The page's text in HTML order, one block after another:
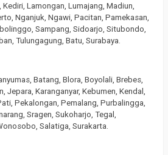
Lamongan, Lumajang, Madiun,
Nganjuk, Ngawi, Pacitan, Pamekasan,
Sampang, Sidoarjo, Situbondo,
Tulungagung, Batu, Surabaya.
Batang, Blora, Boyolali, Brebes,
Jepara, Karanganyar, Kebumen, Kendal,
Pekalongan, Pemalang, Purbalingga,
Sragen, Sukoharjo, Tegal,
Salatiga, Surakarta.